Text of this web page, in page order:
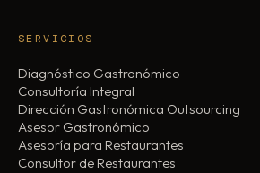
SERVICIOS
Diagnóstico Gastronómico
Consultoría Integral
Dirección Gastronómica Outsourcing
Asesor Gastronómico
Asesoría para Restaurantes
Consultor de Restaurantes